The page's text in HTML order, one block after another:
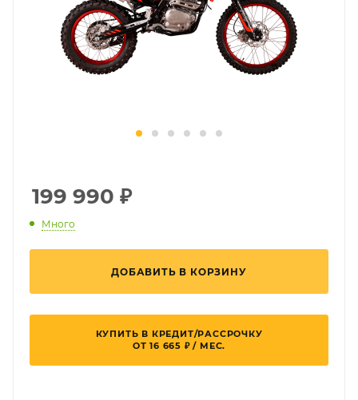
199 990 ₽
Много
ДОБАВИТЬ В КОРЗИНУ
КУПИТЬ В КРЕДИТ/РАССРОЧКУ
ОТ 16 665 ₽ / МЕС.